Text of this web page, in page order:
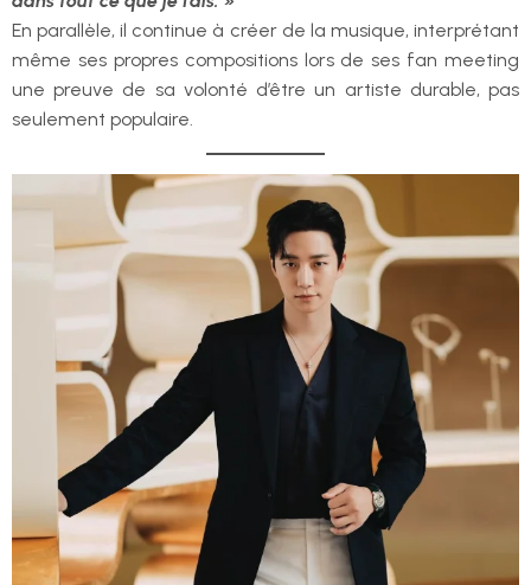
En parallèle, il continue à créer de la musique, interprétant
même ses propres compositions lors de ses fan meeting
une preuve de sa volonté d’être un artiste durable, pas
seulement populaire.